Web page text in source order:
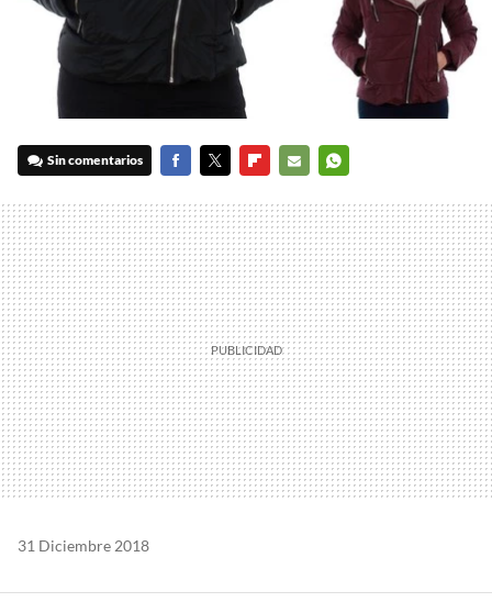
Sin comentarios
MAIL
31 Diciembre 2018